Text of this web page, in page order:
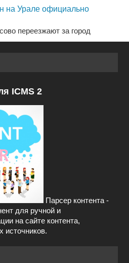
на Урале официально
переезжают за город
ICMS 2
Парсер контента -
для ручной и
на сайте контента,
источников.